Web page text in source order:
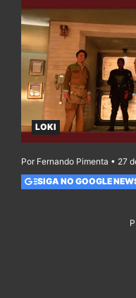
LOKI
Por Fernando Pimenta • 27
SIGA NO GOOGLE